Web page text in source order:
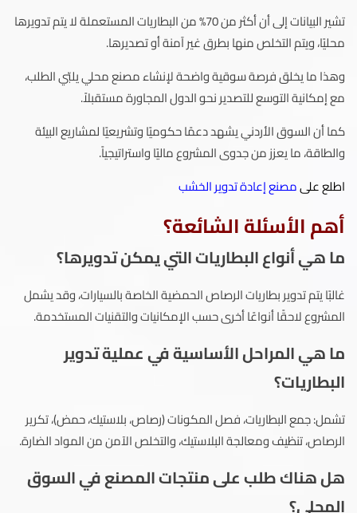
تشير البيانات إلى أن أكثر من 70% من البطاريات المستعملة لا يتم تدويرها
محليًا، ويتم التخلص منها بطرق غير آمنة أو تصديرها.
وهذا ما يخلق فرصة سوقية واضحة لإنشاء مصنع محلي يلبّي الطلب،
مع إمكانية التوسع للتصدير نحو الدول المجاورة مستقبلاً.
كما أن السوق الأردني يشهد دعمًا حكوميًا وتشريعيًا لمشاريع البيئة
والطاقة، ما يعزز من جدوى المشروع ماليًا واستراتيجياً.
اطلع علىمصنع إعادة تدوير الخشب
أهم الأسئلة الشائعة؟
ما هي أنواع البطاريات التي يمكن تدويرها؟
غالبًا يتم تدوير بطاريات الرصاص الحمضية الخاصة بالسيارات، وقد يشمل
المشروع لاحقًا أنواعًا أخرى حسب الإمكانيات والتقنيات المستخدمة.
ما هي المراحل الأساسية في عملية تدوير
البطاريات؟
تشمل: جمع البطاريات، فصل المكونات (رصاص، بلاستيك، حمض)، تكرير
الرصاص، تنظيف ومعالجة البلاستيك، والتخلص الآمن من المواد الضارة.
هل هناك طلب على منتجات المصنع في السوق
المحلي؟